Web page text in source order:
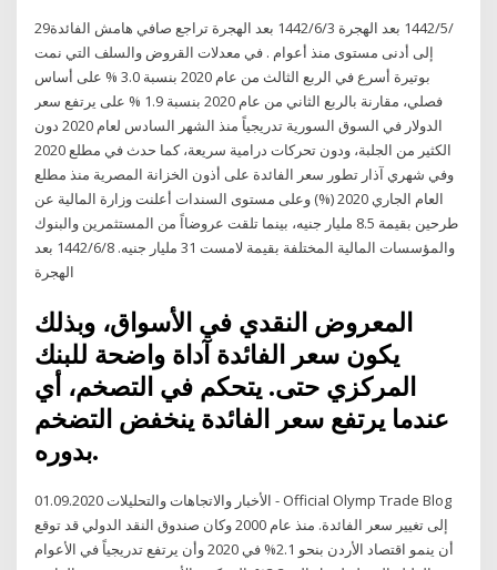
29‏‏/5‏‏/1442 بعد الهجرة 3‏‏/6‏‏/1442 بعد الهجرة تراجع صافي هامش الفائدة
إلى أدنى مستوى منذ أعوام . في معدلات القروض والسلف التي نمت
بوتيرة أسرع في الربع الثالث من عام 2020 بنسبة 3.0 % على أساس
فصلي، مقارنة بالربع الثاني من عام 2020 بنسبة 1.9 % على يرتفع سعر
الدولار في السوق السورية تدريجياً منذ الشهر السادس لعام 2020 دون
الكثير من الجلبة، ودون تحركات درامية سريعة، كما حدث في مطلع 2020
وفي شهري آذار تطور سعر الفائدة على أذون الخزانة المصرية منذ مطلع
العام الجاري 2020 (%) وعلى مستوى السندات أعلنت وزارة المالية عن
طرحين بقيمة 8.5 مليار جنيه، بينما تلقت عروضااً من المستثمرين والبنوك
والمؤسسات المالية المختلفة بقيمة لامست 31 مليار جنيه. 8‏‏/6‏‏/1442 بعد
الهجرة
المعروض النقدي في الأسواق، وبذلك
يكون سعر الفائدة آداة واضحة للبنك
المركزي حتى. يتحكم في التصخم، أي
عندما يرتفع سعر الفائدة ينخفض التضخم
بدوره.
الأخبار والاتجاهات والتحليلات 01.09.2020 - Official Olymp Trade Blog
إلى تغيير سعر الفائدة. منذ عام 2000 وكان صندوق النقد الدولي قد توقع
أن ينمو اقتصاد الأردن بنحو 2.1% في 2020 وأن يرتفع تدريجياً في الأعوام